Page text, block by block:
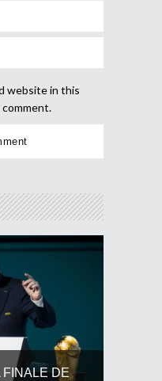
website in this
FINALE DE